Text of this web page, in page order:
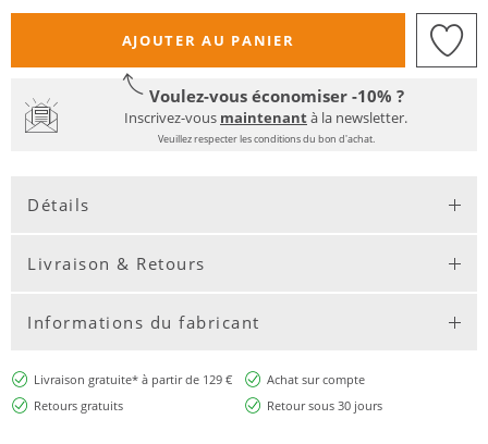
AJOUTER AU PANIER
Voulez-vous économiser -10% ?
Inscrivez-vous maintenantà la newsletter.
Veuillez respecter les conditions du bon d'achat.
Détails
Livraison & Retours
Informations du fabricant
Livraison gratuite* à partir de 129 €
Achat sur compte
Retours gratuits
Retour sous 30 jours